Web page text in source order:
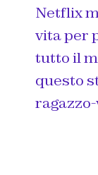
Netflix
vita per
tutto il
questo